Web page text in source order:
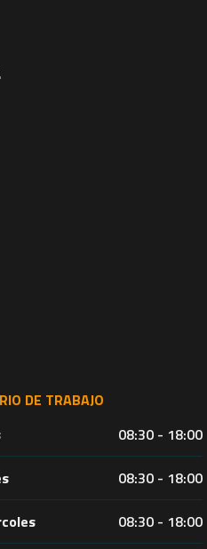
DE TRABAJO
08:30 - 18:00
08:30 - 18:00
08:30 - 18:00